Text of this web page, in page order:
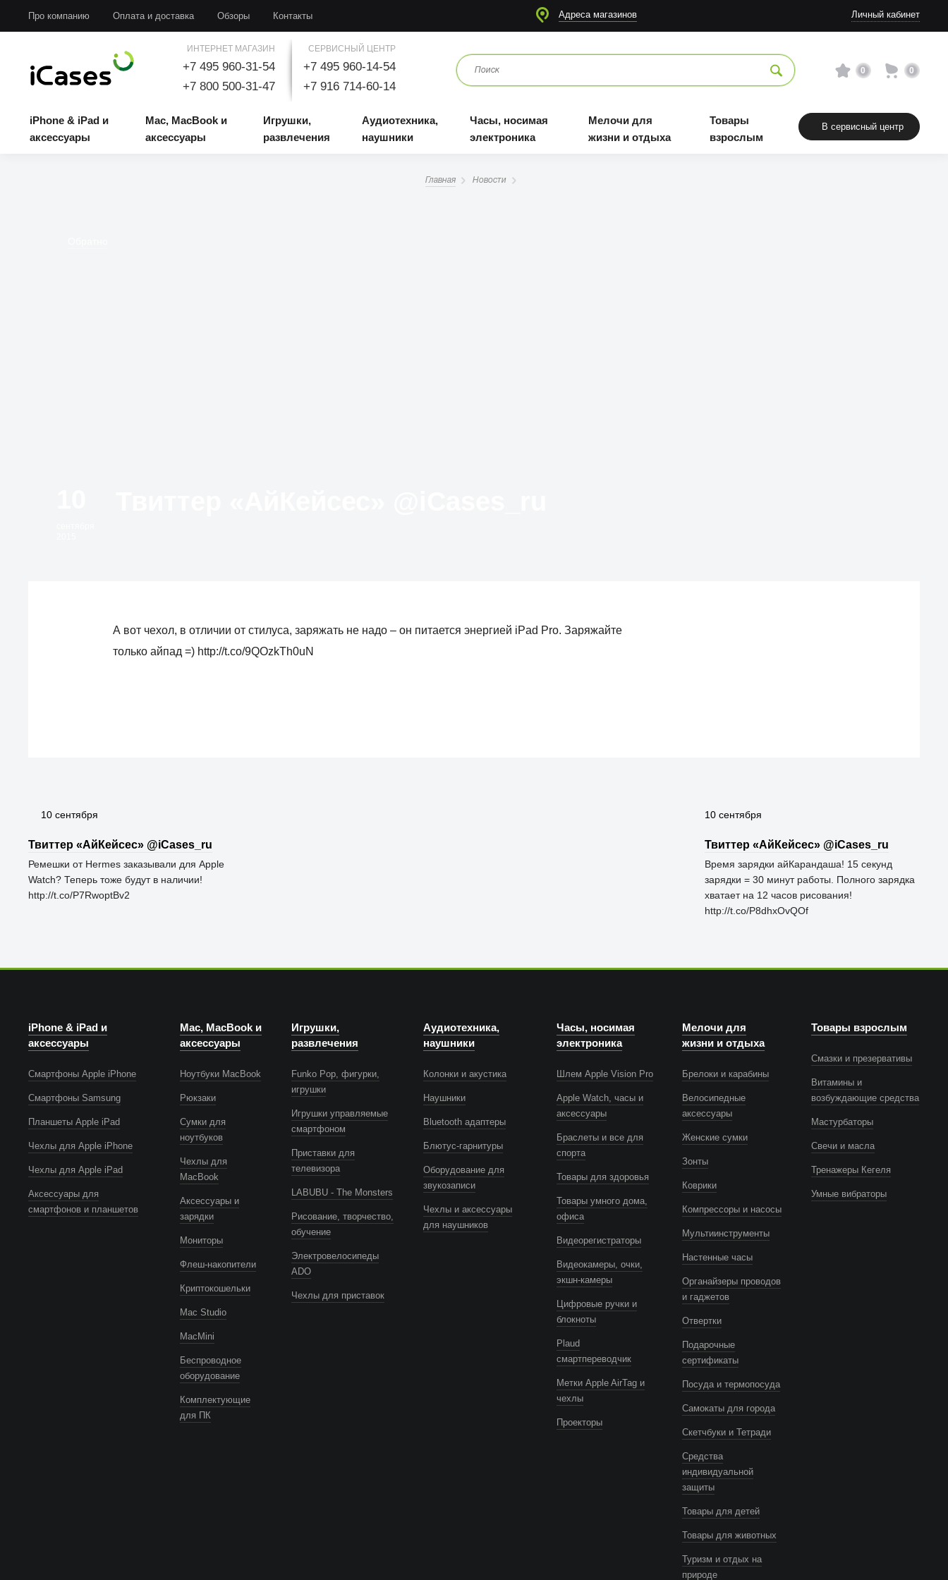
Про компанию Оплата и доставка Обзоры Контакты Адреса магазинов Личный кабинет
ИНТЕРНЕТ МАГАЗИН
+7 495 960-31-54
+7 800 500-31-47
СЕРВИСНЫЙ ЦЕНТР
+7 495 960-14-54
+7 916 714-60-14
0 0
iPhone & iPad и
аксессуары
Mac, MacBook и
аксессуары
Игрушки,
развлечения
Аудиотехника,
наушники
Часы, носимая
электроника
Мелочи для
жизни и отдыха
Товары
взрослым
В сервисный центр
Главная Новости
А вот чехол, в отличии от стилуса, заряжать не надо – он питается энергией iPad Pro. Заряжайте
только айпад =) http://t.co/9QOzkTh0uN
10 сентября
Твиттер «АйКейсес» ‏@iCases_ru
Время зарядки айКарандаша! 15 секунд
зарядки = 30 минут работы. Полного зарядка
хватает на 12 часов рисования!
http://t.co/P8dhxOvQOf
10 сентября
Твиттер «АйКейсес» ‏@iCases_ru
Ремешки от Hermes заказывали для Apple
Watch? Теперь тоже будут в наличии!
http://t.co/P7RwoptBv2
iPhone & iPad и
аксессуары
Смартфоны Apple iPhone
Смартфоны Samsung
Планшеты Apple iPad
Чехлы для Apple iPhone
Чехлы для Apple iPad
Аксессуары для
смартфонов и планшетов
Mac, MacBook и
аксессуары
Ноутбуки MacBook
Рюкзаки
Сумки для
ноутбуков
Чехлы для
MacBook
Аксессуары и
зарядки
Мониторы
Флеш-накопители
Криптокошельки
Mac Studio
MacMini
Беспроводное
оборудование
Комплектующие
для ПК
Игрушки,
развлечения
Funko Pop, фигурки,
игрушки
Игрушки управляемые
смартфоном
Приставки для
телевизора
LABUBU - The Monsters
Рисование, творчество,
обучение
Электровелосипеды
ADO
Чехлы для приставок
Аудиотехника,
наушники
Колонки и акустика
Наушники
Bluetooth адаптеры
Блютус-гарнитуры
Оборудование для
звукозаписи
Чехлы и аксессуары
для наушников
Часы, носимая
электроника
Шлем Apple Vision Pro
Apple Watch, часы и
аксессуары
Браслеты и все для
спорта
Товары для здоровья
Товары умного дома,
офиса
Видеорегистраторы
Видеокамеры, очки,
экшн-камеры
Цифровые ручки и
блокноты
Plaud
смартпереводчик
Метки Apple AirTag и
чехлы
Проекторы
Мелочи для
жизни и отдыха
Брелоки и карабины
Велосипедные
аксессуары
Женские сумки
Зонты
Коврики
Компрессоры и насосы
Мультиинструменты
Настенные часы
Органайзеры проводов
и гаджетов
Отвертки
Подарочные
сертификаты
Посуда и термопосуда
Самокаты для города
Скетчбуки и Тетради
Средства
индивидуальной
защиты
Товары для детей
Товары для животных
Туризм и отдых на
природе
Товары взрослым
Смазки и презервативы
Витамины и
возбуждающие средства
Мастурбаторы
Свечи и масла
Тренажеры Кегеля
Умные вибраторы